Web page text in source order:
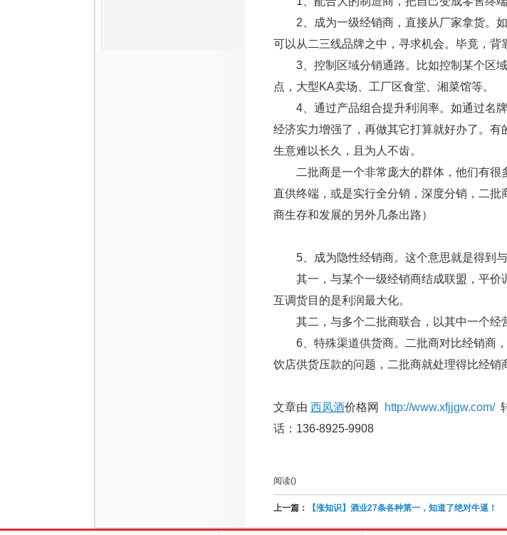
2、成为一级经销商，直接从厂家拿货。如
可以从二三线品牌之中，寻求机会。毕竟，背
3、控制区域分销通路。比如控制某个区域
点，大型KA卖场、工厂区食堂、湘菜馆等。
4、通过产品组合提升利润率。如通过名牌
经济实力增强了，再做其它打算就好办了。
生意难以长久，且为人不齿。
二批商是一个非常庞大的群体，他们有很
直供终端，或是实行全分销，深度分销，二
商生存和发展的另外几条出路）
5、成为隐性经销商。这个意思就是得到与
其一，与某个一级经销商结成联盟，平价
互调货目的是利润最大化。
其二，与多个二批商联合，以其中一个经
6、特殊渠道供货商。二批商对比经销商，
饮店供货压款的问题，二批商就处理得比经销
文章由 西凤酒价格网 http://www.xfjjgw.com/
话：136-8925-9908
阅读()
上一篇： 【涨知识】酒业27条各种第一，知道了绝对牛逼！